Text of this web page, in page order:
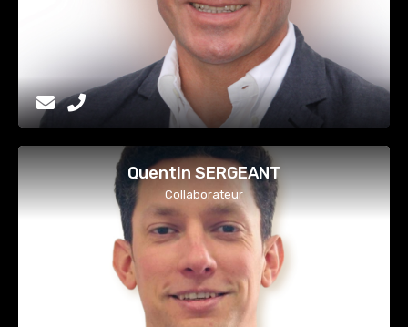
Quentin SERGEANT
Collaborateur